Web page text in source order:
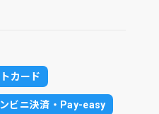
カード
ビニ決済・Pay-easy